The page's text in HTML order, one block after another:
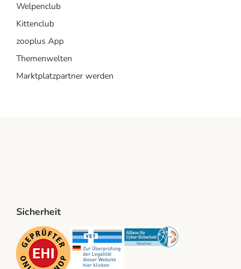
Welpenclub
Kittenclub
zooplus App
Themenwelten
Marktplatzpartner werden
Sicherheit
Security Security Security